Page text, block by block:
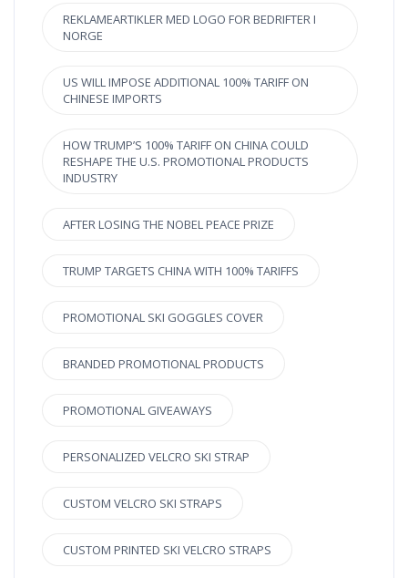
REKLAMEARTIKLER MED LOGO FOR BEDRIFTER I
NORGE
US WILL IMPOSE ADDITIONAL 100% TARIFF ON
CHINESE IMPORTS
HOW TRUMP’S 100% TARIFF ON CHINA COULD
RESHAPE THE U.S. PROMOTIONAL PRODUCTS
INDUSTRY
AFTER LOSING THE NOBEL PEACE PRIZE
TRUMP TARGETS CHINA WITH 100% TARIFFS
PROMOTIONAL SKI GOGGLES COVER
BRANDED PROMOTIONAL PRODUCTS
PROMOTIONAL GIVEAWAYS
PERSONALIZED VELCRO SKI STRAP
CUSTOM VELCRO SKI STRAPS
CUSTOM PRINTED SKI VELCRO STRAPS